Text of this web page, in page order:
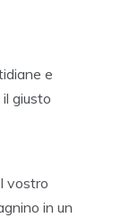
e
giusto
vostro
in un